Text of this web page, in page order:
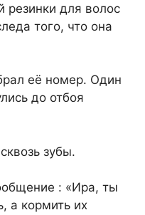
резинки для волос
того, что она
её номер. Один
до отбоя
зубы.
: «Ира, ты
а кормить их